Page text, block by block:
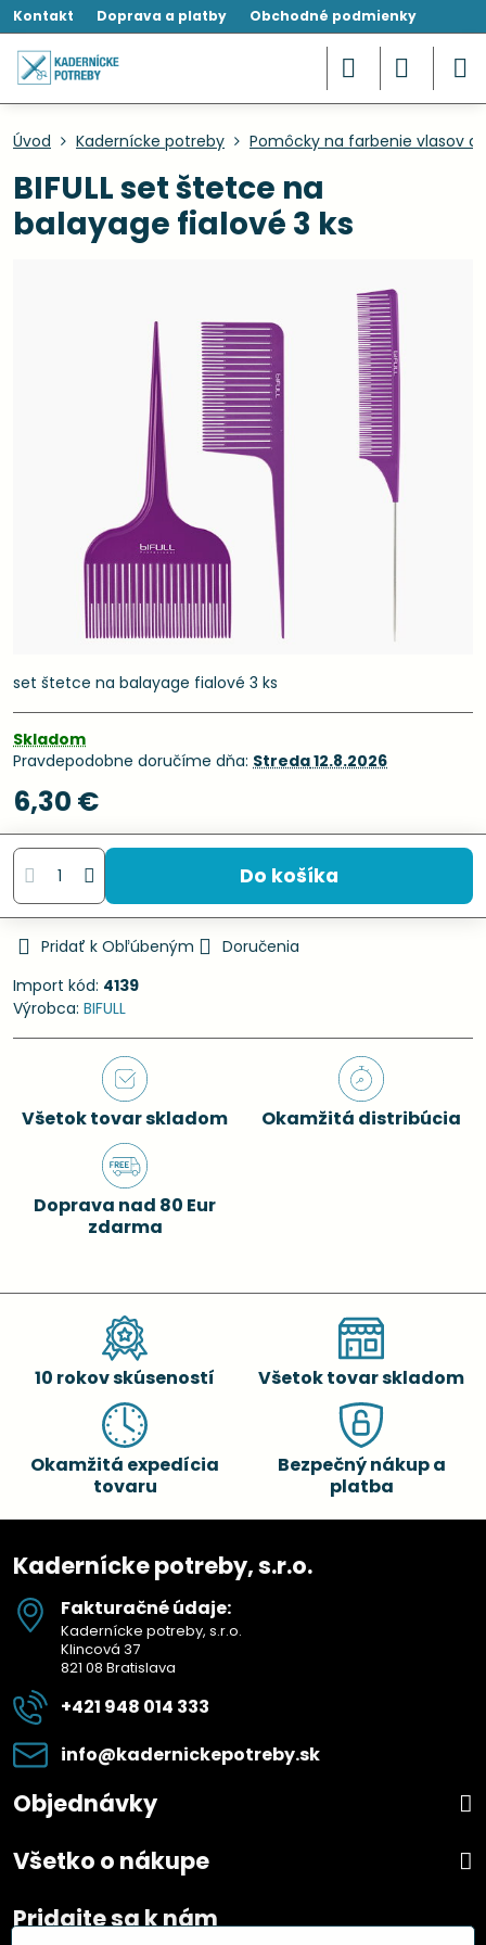
Kontakt Doprava a platby Obchodné podmienky
Úvod Kadernícke potreby Pomôcky na farbenie vlasov a
BIFULL set štetce na
balayage fialové 3 ks
set štetce na balayage fialové 3 ks
Skladom
Pravdepodobne doručíme dňa: Streda12.8.2026
6,30 €
Do košíka
Pridať k Obľúbeným
Doručenia
Import kód: 4139
Výrobca: BIFULL
Všetok tovar skladom Okamžitá distribúcia
Doprava nad 80 Eur
zdarma
10 rokov skúseností Všetok tovar skladom
Okamžitá expedícia
tovaru
Bezpečný nákup a
platba
Kadernícke potreby, s.r.o.
Fakturačné údaje:
Kadernícke potreby, s.r.o.
Klincová 37
821 08 Bratislava
+421 948 014 333
info​@kadernickepotreby​.sk
Objednávky
Všetko o nákupe
Pridajte sa k nám